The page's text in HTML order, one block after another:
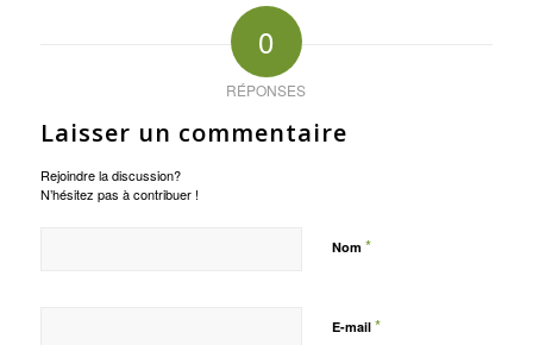
0
RÉPONSES
Laisser un commentaire
Rejoindre la discussion?
N’hésitez pas à contribuer !
Nom *
E-mail *